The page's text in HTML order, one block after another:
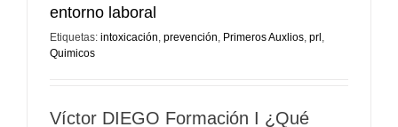
entorno laboral
Etiquetas: intoxicación, prevención, Primeros Auxlios, prl ,
Quimicos
Víctor DIEGO Formación I ¿Qué